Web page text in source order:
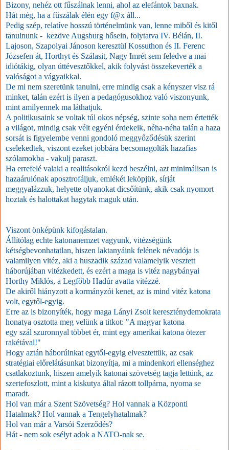
Bizony, nehéz ott fűszálnak lenni, ahol az elefántok baxnak.
Hát még, ha a fűszálak élén egy f@x áll...
Pedig szép, relatíve hosszú történelmünk van, lenne miből és kitől
tanulnunk - kezdve Augsburg hősein, folytatva IV. Bélán, II.
Lajoson, Szapolyai Jánoson keresztül Kossuthon és II. Ferenc
Józsefen át, Horthyt és Szálasit, Nagy Imrét sem feledve a mai
idiótákig, olyan úttévesztőkkel, akik folyvást összekeverték a
valóságot a vágyaikkal.
De mi nem szeretünk tanulni, erre mindig csak a kényszer visz rá
minket, talán ezért is ilyen a pedagógusokhoz való viszonyunk,
mint amilyennek ma láthatjuk.
A politikusaink se voltak túl okos népség, szinte soha nem értették
a világot, mindig csak vélt egyéni érdekeik, néha-néha talán a haza
sorsát is figyelembe venni gondoló meggyőződésük szerint
cselekedtek, viszont ezeket jobbára becsomagolták hazafias
szólamokba - vakulj paraszt.
Ha errefelé valaki a realitásokról kezd beszélni, azt minimálisan is
hazaárulónak aposztrofáljuk, emlékét leköpjük, sírját
meggyalázzuk, helyette olyanokat dicsőítünk, akik csak nyomort
hoztak és halottakat hagytak maguk után.
Viszont önképünk kifogástalan.
Állítólag echte katonanemzet vagyunk, vitézségünk
kétségbevonhatatlan, hiszen laktanyáink felének névadója is
valamilyen vitéz, aki a huszadik század valamelyik vesztett
háborújában vitézkedett, és ezért a maga is vitéz nagybányai
Horthy Miklós, a Legfőbb Hadúr avatta vitézzé.
De akiről hiányzott a kormányzói kenet, az is mind vitéz katona
volt, egytől-egyig.
Erre az is bizonyíték, hogy maga Lányi Zsolt kereszténydemokrata
honatya osztotta meg velünk a titkot: "A magyar katona
egy szál szuronnyal többet ér, mint egy amerikai katona ötezer
rakétával!"
Hogy aztán háborúinkat egytől-egyig elvesztettük, az csak
stratégiai előrelátásunkat bizonyítja, mi a mindenkori ellenséghez
csatlakoztunk, hiszen amelyik katonai szövetség tagja lettünk, az
szertefoszlott, mint a kiskutya által rázott tollpárna, nyoma se
maradt.
Hol van már a Szent Szövetség? Hol vannak a Központi
Hatalmak? Hol vannak a Tengelyhatalmak?
Hol van már a Varsói Szerződés?
Hát - nem sok esélyt adok a NATO-nak se.